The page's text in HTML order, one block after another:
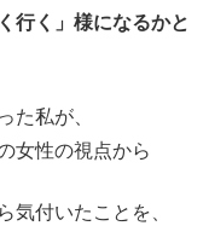
行く」様になるかと
た私が、
女性の視点から
気付いたことを、